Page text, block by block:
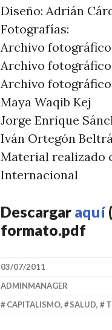
Diseño: Adrián
Fotografías:
Archivo
Archivo
Archivo
Maya Waqib Kej
Jorge Enrique
Iván Ortegón
Material realizado
Internacional
Descargar aquí
formato.pdf
03/07/2011
ADMINMANAGER
CAPITALISMO, SALUD,